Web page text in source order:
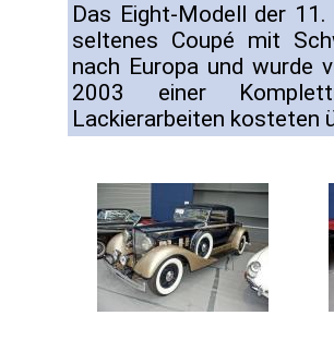
Das Eight-Modell der
seltenes Coupé mit
nach Europa und wurde
2003 einer
Lackierarbeiten kosteten